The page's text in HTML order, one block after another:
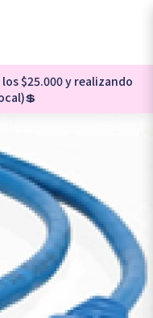
$25.000 y realizando